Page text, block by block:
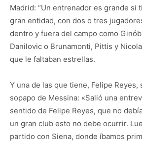
Madrid: “Un entrenador es grande si
gran entidad, con dos o tres
dentro y fuera del campo como
Danilovic o Brunamonti, Pittis y
que le faltaban estrellas.
Y una de las que tiene, Felipe Reyes,
sopapo de Messina: «Salió una
sentido de Felipe Reyes, que no
un gran club esto no debe ocurrir.
partido con Siena, donde íbamos